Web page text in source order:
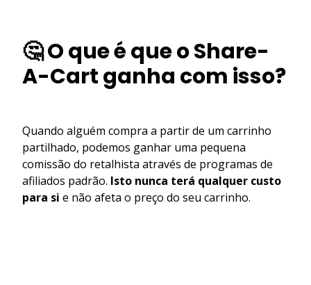
🤔 O que é que o Share-
A-Cart ganha com isso?
Quando alguém compra a partir de um carrinho
partilhado, podemos ganhar uma pequena
comissão do retalhista através de programas de
afiliados padrão. Isto nunca terá qualquer custo
para si e não afeta o preço do seu carrinho.